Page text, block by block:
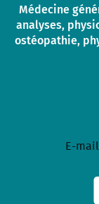
Médecine
analyses,
ostéopathie,
E-